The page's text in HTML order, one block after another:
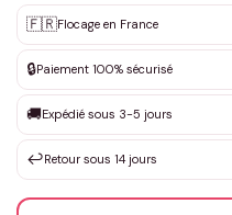
✨ Personnalisation sur
DEVIS GRATUIT ·
Que souhaitez-vous ?*
Votre texte / idée*
🇫🇷Flocage en France
🔒Paiement 100% sécurisé
🚚Expédié sous 3-5 jours
↩️Retour sous 14 jours